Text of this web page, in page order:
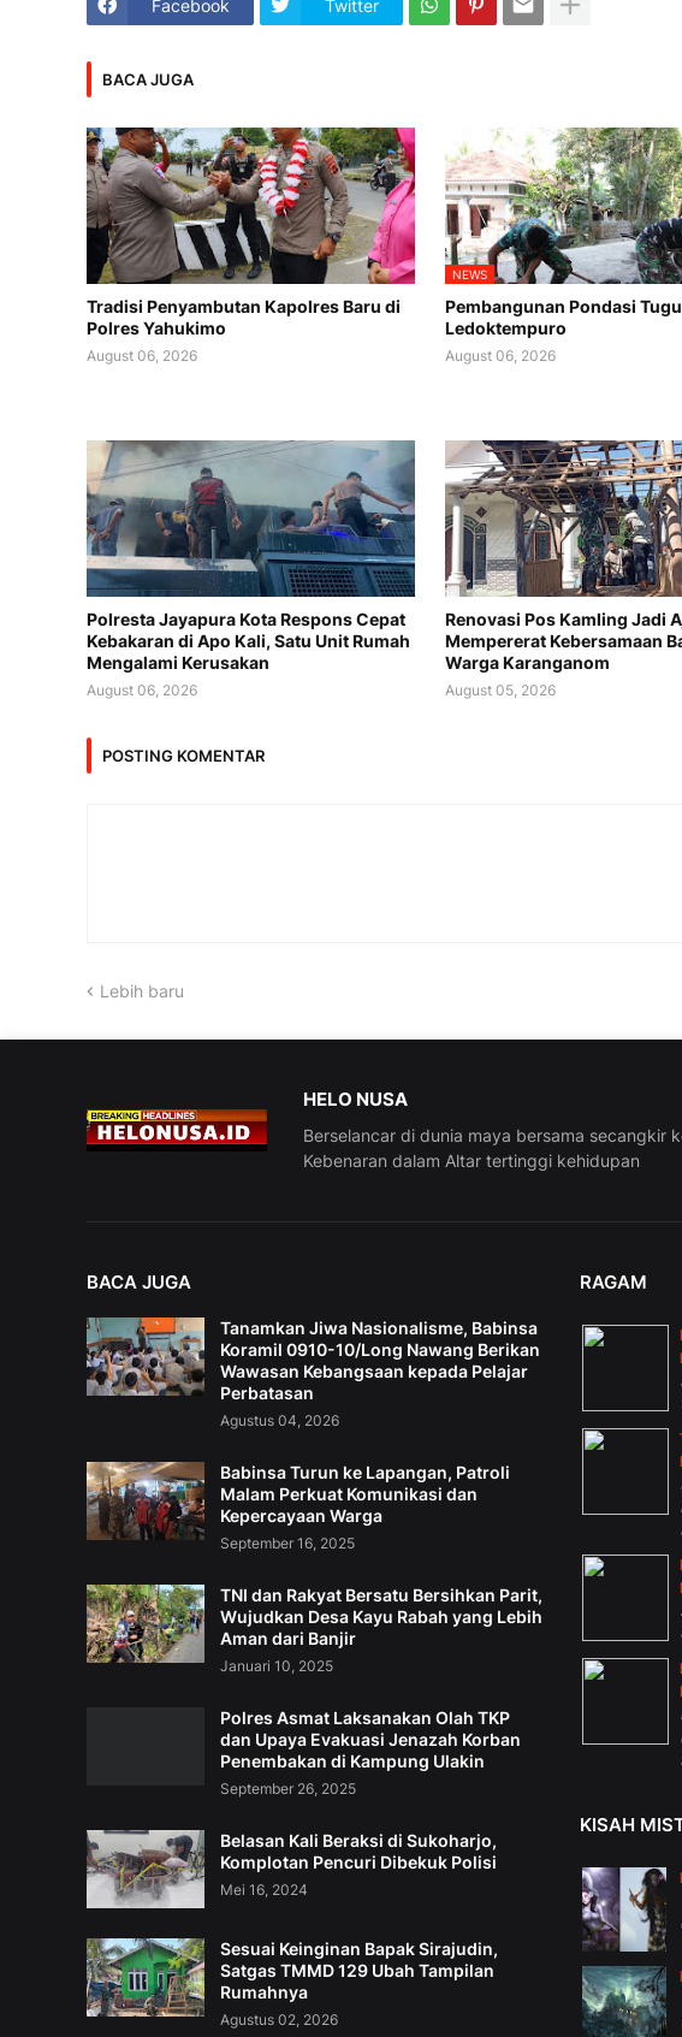
Facebook Twitter
BACA JUGA
Tradisi Penyambutan Kapolres Baru di
Polres Yahukimo
August 06, 2026
NEWS
Pembangunan Pondasi
Ledoktempuro
August 06, 2026
Polresta Jayapura Kota Respons Cepat
Kebakaran di Apo Kali, Satu Unit Rumah
Mengalami Kerusakan
August 06, 2026
Renovasi Pos Kamling Jadi
Mempererat Kebersamaan
Warga Karanganom
August 05, 2026
POSTING KOMENTAR
Lebih baru
HELO NUSA
Berselancar di dunia maya bersama secangkir
Kebenaran dalam Altar tertinggi kehidupan
BACA JUGA
Tanamkan Jiwa Nasionalisme, Babinsa
Koramil 0910-10/Long Nawang Berikan
Wawasan Kebangsaan kepada Pelajar
Perbatasan
Agustus 04, 2026
Babinsa Turun ke Lapangan, Patroli
Malam Perkuat Komunikasi dan
Kepercayaan Warga
September 16, 2025
TNI dan Rakyat Bersatu Bersihkan Parit,
Wujudkan Desa Kayu Rabah yang Lebih
Aman dari Banjir
Januari 10, 2025
Polres Asmat Laksanakan Olah TKP
dan Upaya Evakuasi Jenazah Korban
Penembakan di Kampung Ulakin
September 26, 2025
Belasan Kali Beraksi di Sukoharjo,
Komplotan Pencuri Dibekuk Polisi
Mei 16, 2024
Sesuai Keinginan Bapak Sirajudin,
Satgas TMMD 129 Ubah Tampilan
Rumahnya
Agustus 02, 2026
RAGAM
KISAH